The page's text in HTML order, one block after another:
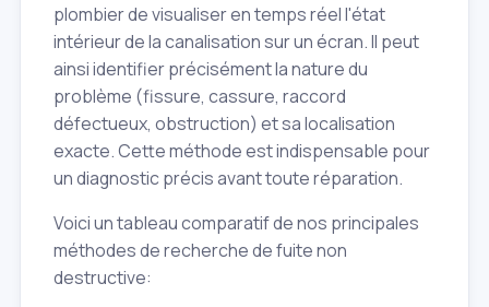
plombier de visualiser en temps réel l'état
intérieur de la canalisation sur un écran. Il peut
ainsi identifier précisément la nature du
problème (fissure, cassure, raccord
défectueux, obstruction) et sa localisation
exacte. Cette méthode est indispensable pour
un diagnostic précis avant toute réparation.
Voici un tableau comparatif de nos principales
méthodes de recherche de fuite non
destructive: